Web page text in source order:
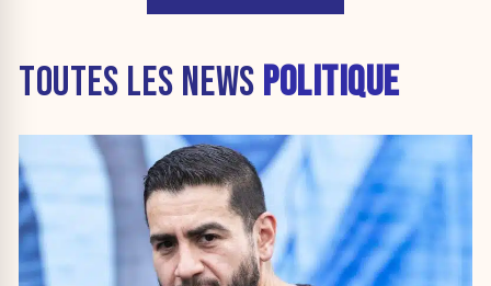
TOUTES LES NEWS POLITIQUE